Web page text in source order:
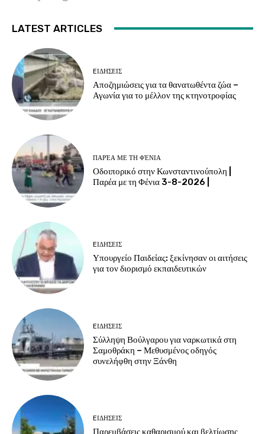
LATEST ARTICLES
EΙΔΗΣΕΙΣ
Αποζημιώσεις για τα θανατωθέντα ζώα –
Αγωνία για το μέλλον της κτηνοτροφίας
ΠΑΡΈΑ ΜΕ ΤΗ ΦΈΝΙΑ
Οδοιπορικό στην Κωνσταντινούπολη |
Παρέα με τη Φένια 3-8-2026 |
EΙΔΗΣΕΙΣ
Υπουργείο Παιδείας: ξεκίνησαν οι αιτήσεις
για τον διορισμό εκπαιδευτικών
EΙΔΗΣΕΙΣ
Σύλληψη Βούλγαρου για ναρκωτικά στη
Σαμοθράκη – Μεθυσμένος οδηγός
συνελήφθη στην Ξάνθη
EΙΔΗΣΕΙΣ
Παρεμβάσεις καθαρισμού και βελτίωσης